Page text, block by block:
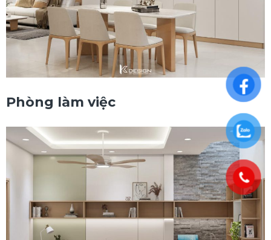
Phòng làm việc